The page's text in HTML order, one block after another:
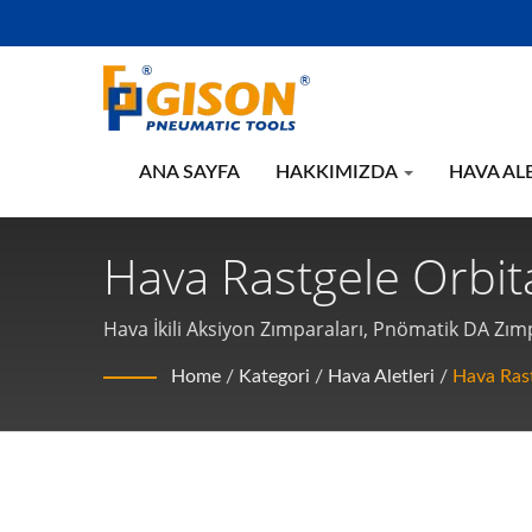
ANA SAYFA HAKKIMIZDA HAVA
Hava Rastgele
Profesyonel
Hava İkili Aksiyon Zımparaları, Pnömatik DA
Home / Kategori / Hava Aletleri / Hava